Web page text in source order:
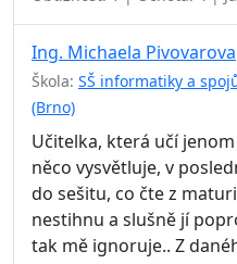
Ing. Michaela Pivovarova
Škola: SŠ informatiky a
(Brno)
Učitelka, která učí
něco vysvětluje, v
do sešitu, co čte z
nestihnu a slušně jí
tak mě ignoruje.. Z